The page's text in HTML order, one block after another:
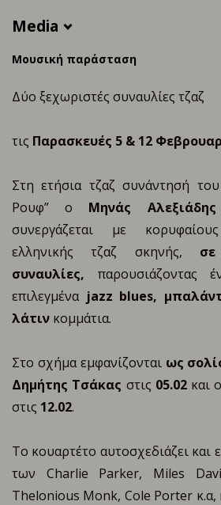
Media
Μουσική παράσταση
Δύο ξεχωριστές συναυλίες τζαζ
τις Παρασκευές 5 & 12
Στη ετήσια τζαζ συνάντησή
Ρουφ” o Mηνάς Αλεξιάδης
συνεργάζεται με
ελληνικής τζαζ σκηνής,
συναυλίες, παρουσιάζοντας
επιλεγμένα jazz blues,
λάτιν κομμάτια.
Στο σχήμα εμφανίζονται ως
Δημήτης Τσάκας στις 05.02και ο
στις 12.02.
Το κουαρτέτο αυτοσχεδιάζει και
των Charlie Parker, Miles
Thelonious Monk, Cole Porter κ.α,